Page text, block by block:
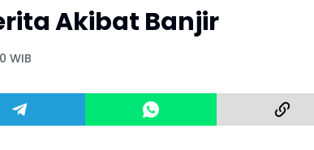
Akibat Banjir
WIB